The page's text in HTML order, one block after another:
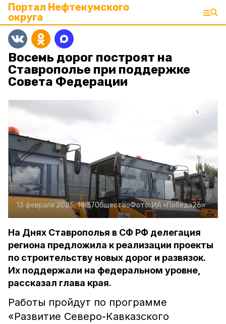
Портал Нефтекумского
округа
Восемь дорог построят на
Ставрополье при поддержке
Совета Федерации
13 февраля 2025, 14:37ОбществоФото: ИА «Победа26»
На Днях Ставрополья в СФ РФ делегация
региона предложила к реализации проекты
по строительству новых дорог и развязок.
Их поддержали на федеральном уровне,
рассказал глава края.
Работы пройдут по программе
«Развитие Северо-Кавказского